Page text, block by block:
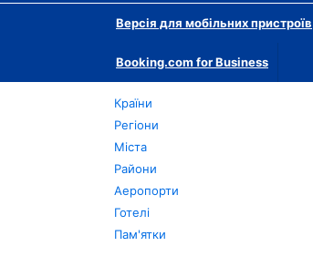
Версія для мобільних пристроїв
Booking.com for Business
Країни
Регіони
Міста
Райони
Аеропорти
Готелі
Пам'ятки